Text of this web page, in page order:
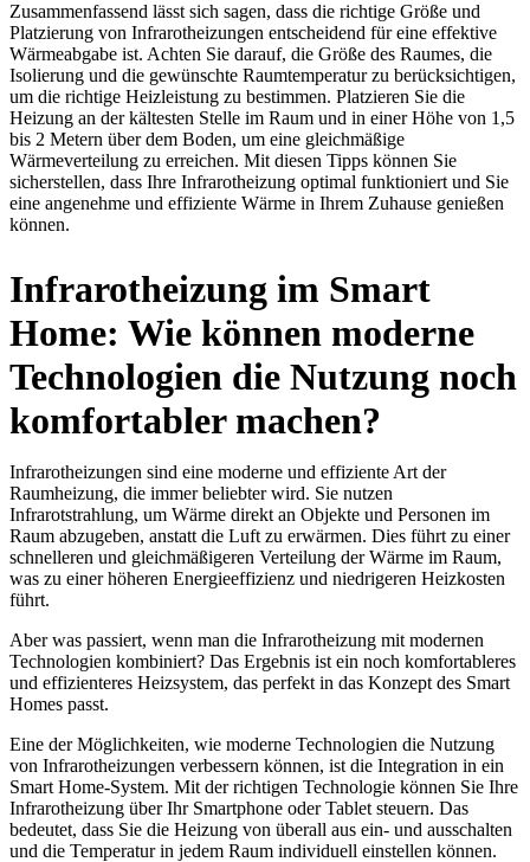
Zusammenfassend lässt sich sagen, dass die richtige Größe und
Platzierung von Infrarotheizungen entscheidend für eine effektive
Wärmeabgabe ist. Achten Sie darauf, die Größe des Raumes, die
Isolierung und die gewünschte Raumtemperatur zu berücksichtigen,
um die richtige Heizleistung zu bestimmen. Platzieren Sie die
Heizung an der kältesten Stelle im Raum und in einer Höhe von 1,5
bis 2 Metern über dem Boden, um eine gleichmäßige
Wärmeverteilung zu erreichen. Mit diesen Tipps können Sie
sicherstellen, dass Ihre Infrarotheizung optimal funktioniert und Sie
eine angenehme und effiziente Wärme in Ihrem Zuhause genießen
können.
Infrarotheizung im Smart
Home: Wie können moderne
Technologien die Nutzung noch
komfortabler machen?
Infrarotheizungen sind eine moderne und effiziente Art der
Raumheizung, die immer beliebter wird. Sie nutzen
Infrarotstrahlung, um Wärme direkt an Objekte und Personen im
Raum abzugeben, anstatt die Luft zu erwärmen. Dies führt zu einer
schnelleren und gleichmäßigeren Verteilung der Wärme im Raum,
was zu einer höheren Energieeffizienz und niedrigeren Heizkosten
führt.
Aber was passiert, wenn man die Infrarotheizung mit modernen
Technologien kombiniert? Das Ergebnis ist ein noch komfortableres
und effizienteres Heizsystem, das perfekt in das Konzept des Smart
Homes passt.
Eine der Möglichkeiten, wie moderne Technologien die Nutzung
von Infrarotheizungen verbessern können, ist die Integration in ein
Smart Home-System. Mit der richtigen Technologie können Sie Ihre
Infrarotheizung über Ihr Smartphone oder Tablet steuern. Das
bedeutet, dass Sie die Heizung von überall aus ein- und ausschalten
und die Temperatur in jedem Raum individuell einstellen können.